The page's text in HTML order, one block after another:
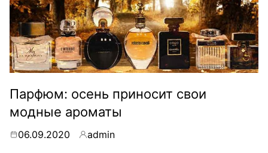
Парфюм: осень приносит свои
модные ароматы
06.09.2020 Byadmin